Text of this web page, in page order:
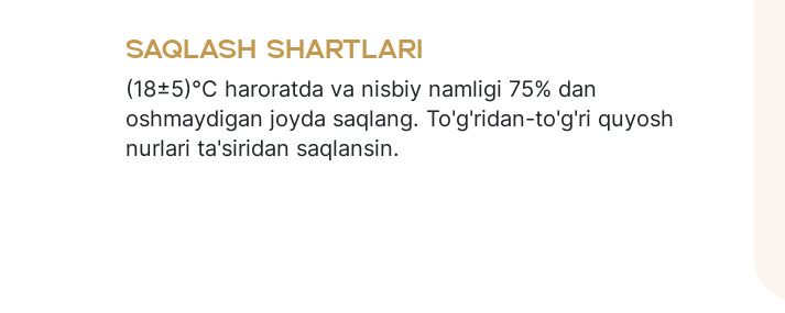
yog’i, emulgator (soya letsitin)), kakao-kukuni, quruq sut
zardobi, yog’sizlantirilgan quruq sut, emulgator (soya
letsitin), hid beruvchi modda (vanilin)), Marshmellou
(glyukoza siropi, shakar, jelatin (halol mol jelatini),
Saqlash shartlari
(18±5)°C haroratda va nisbiy namligi 75% dan
oshmaydigan joyda saqlang. To'g'ridan-to'g'ri quyosh
nurlari ta'siridan saqlansin.